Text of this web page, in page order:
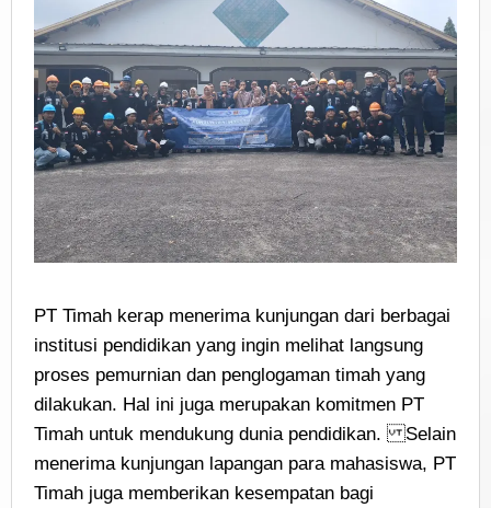
PT Timah kerap menerima kunjungan dari berbagai
institusi pendidikan yang ingin melihat langsung
proses pemurnian dan penglogaman timah yang
dilakukan. Hal ini juga merupakan komitmen PT
Timah untuk mendukung dunia pendidikan. Selain
menerima kunjungan lapangan para mahasiswa, PT
Timah juga memberikan kesempatan bagi